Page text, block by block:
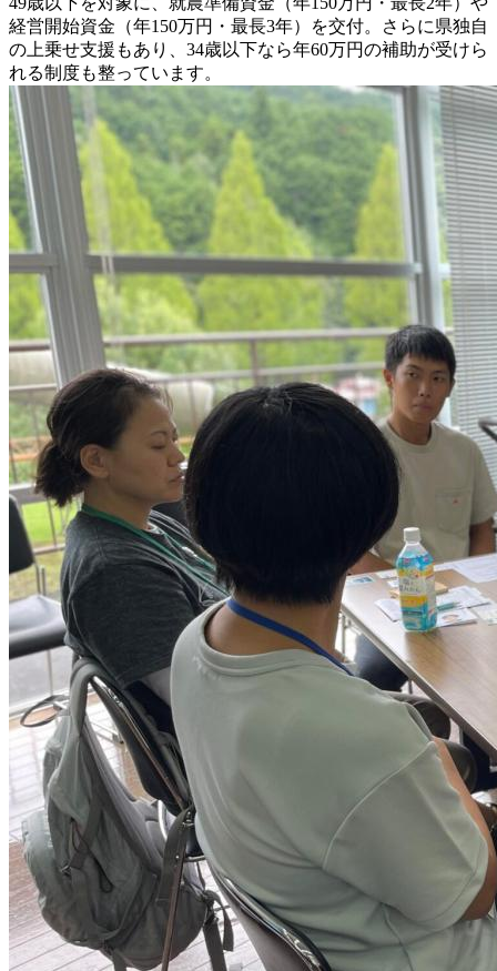
経営開始資金（年150万円・最長3年）を交付。さらに県独自
の上乗せ支援もあり、34歳以下なら年60万円の補助が受けら
れる制度も整っています。